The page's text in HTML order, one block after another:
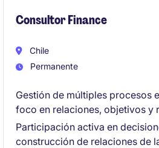
respectivamente).
Consultor Finance
Chile
Permanente
Gestión de múltiples procesos
foco en relaciones, objetivos y
Participación activa en
construcción de relaciones de